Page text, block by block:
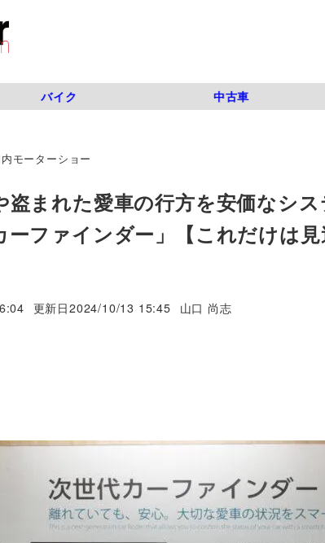
バイク 中古車
モーターショー
盗まれた愛車の行方を安価なシ
ーファインダー」【これだけは
更新日2024/10/13 15:45
著
山口 尚志